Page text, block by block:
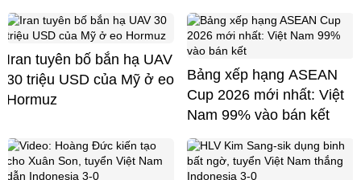
Iran tuyên bố bắn hạ UAV
30 triệu USD của Mỹ ở eo
Hormuz
Bảng xếp hạng ASEAN
Cup 2026 mới nhất: Việt
Nam 99% vào bán kết